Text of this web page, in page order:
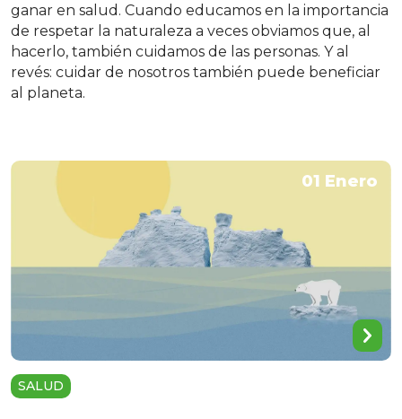
ganar en salud. Cuando educamos en la importancia
de respetar la naturaleza a veces obviamos que, al
hacerlo, también cuidamos de las personas. Y al
revés: cuidar de nosotros también puede beneficiar
al planeta.
01 Enero
SALUD